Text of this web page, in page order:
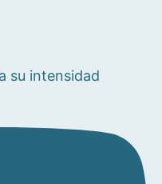
su intensidad